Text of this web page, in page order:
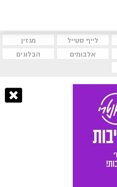
לייף סטייל
מגזין
אלבומים
הבלוגים